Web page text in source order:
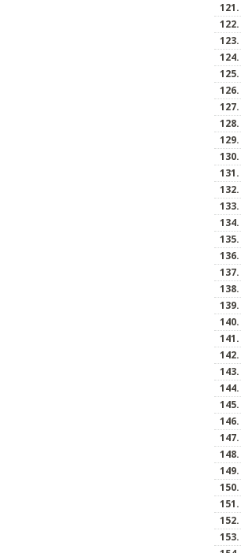
121.
122.
123.
124.
125.
126.
127.
128.
129.
130.
131.
132.
133.
134.
135.
136.
137.
138.
139.
140.
141.
142.
143.
144.
145.
146.
147.
148.
149.
150.
151.
152.
153.